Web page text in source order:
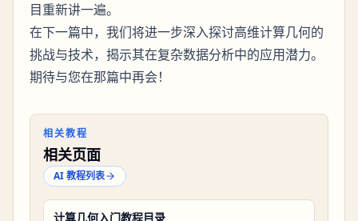
目重新讲一遍。
在下一篇中，我们将进一步深入探讨高维计算几何的
挑战与技术，揭示其在复杂数据分析中的应用潜力。
期待与您在那篇中再会！
相关教程
相关页面
AI 教程列表
计算几何入门教程目录